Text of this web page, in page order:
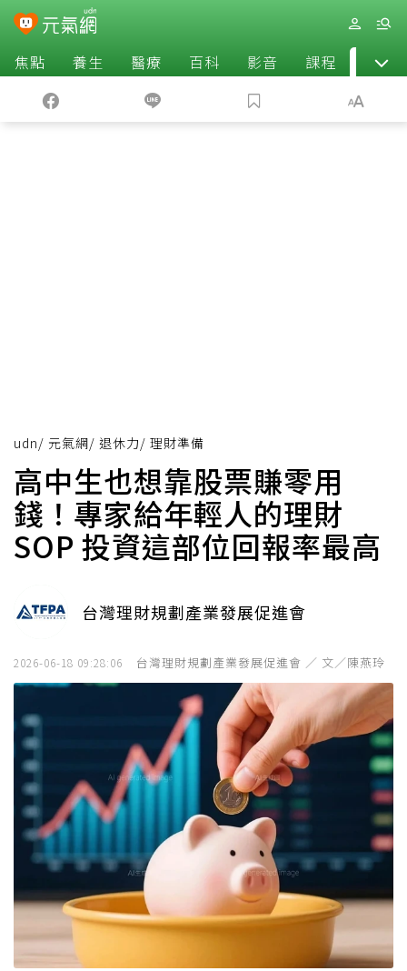
焦點 養生 醫療 百科 影音 課程 退休
udn/ 元氣網/ 退休力/ 理財準備
高中生也想靠股票賺零用
錢！專家給年輕人的理財
SOP 投資這部位回報率最高
台灣理財規劃產業發展促進會
2026-06-18 09:28:06 台灣理財規劃產業發展促進會 ／ 文／陳燕玲